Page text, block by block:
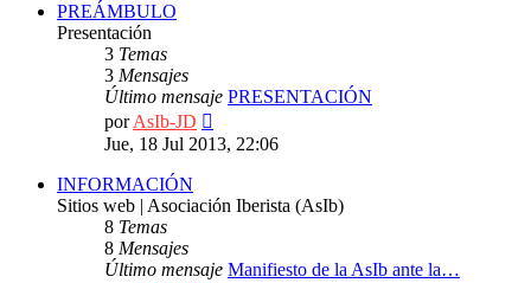
PREÁMBULO
Presentación
3 Temas
3 Mensajes
Último mensaje PRESENTACIÓN
porAsIb-JD
último
mensaje
Jue, 18 Jul 2013, 22:06
INFORMACIÓN
Sitios web | Asociación Iberista (AsIb)
8 Temas
8 Mensajes
Último mensaje Manifiesto de la AsIb ante la…